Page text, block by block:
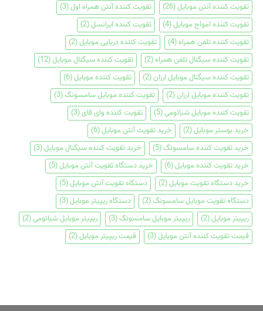
تقویت کننده آنتن موبایل(26) تقویت کننده آنتن همراه اول(3)
تقویت کننده امواج موبایل(4) تقویت کننده ایرانسل(2)
تقویت کننده تلفن همراه(4) تقویت کننده دریایی موبایل(2)
تقویت کننده سیگنال تلفن همراه(2) تقویت کننده سیگنال موبایل(12)
تقویت کننده سیگنال موبایل ارزان(2) تقویت کننده موبایل(6)
تقویت کننده موبایل ارزان(2) تقویت کننده موبایل سامسونگ(3)
تقویت کننده موبایل شیائومی(5) تقویت کننده وای فای(3)
خرید بوستر موبایل(2) خرید تقویت آنتن موبایل(6)
خرید تقویت کننده سامسونگ(5) خرید تقویت کننده سیگنال موبایل(3)
خرید تقویت کننده موبایل(6) خرید دستگاه تقویت آنتن موبایل(5)
خرید دستگاه تقویت موبایل(2) دستگاه تقویت آنتن موبایل(5)
دستگاه تقویت موبایل سامسونگ(2) دستگاه ریپیتر موبایل(3)
ریپیتر موبایل(2) ریپیتر موبایل سامسونگ(3) ریپیتر موبایل شیائومی(2)
قیمت تقویت کننده آنتن موبایل(3) قیمت ریپیتر موبایل(2)